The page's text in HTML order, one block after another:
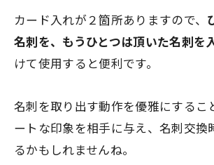
カード入れが２箇所ありますので、
名刺を、もうひとつは頂いた名刺を
けて使用すると便利です。
名刺を取り出す動作を優雅にするこ
ートな印象を相手に与え、名刺交換
るかも しれませんね。